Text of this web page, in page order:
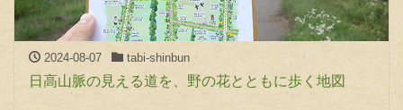
2024-08-07 tabi-shinbun
日高山脈の見える道を、野の花とともに歩く地図